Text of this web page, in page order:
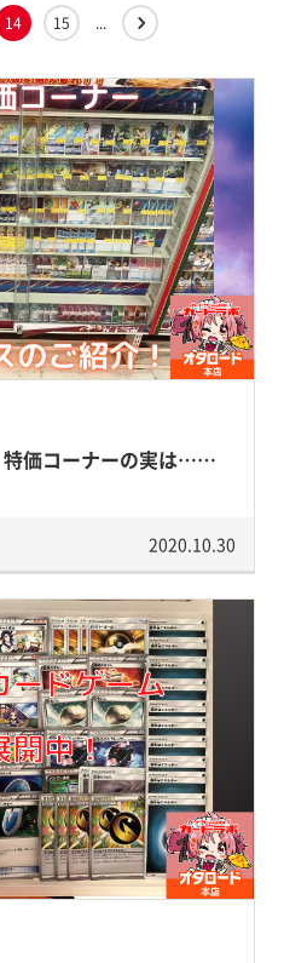
14 15 ...
特価コーナーの実は……
2020.10.30